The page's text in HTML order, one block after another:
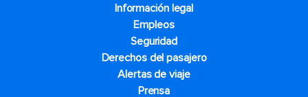
Información legal
Empleos
Seguridad
Derechos del pasajero
Alertas de viaje
Prensa